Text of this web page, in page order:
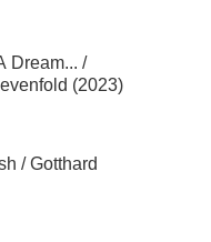
Dream... /
(2023)
/ Gotthard